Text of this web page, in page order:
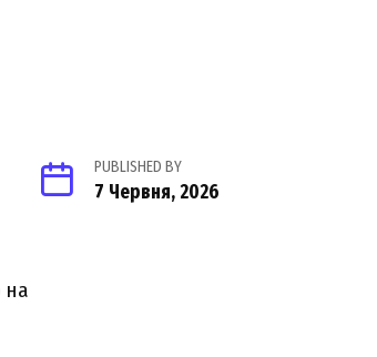
PUBLISHED BY
7 Червня, 2026
на